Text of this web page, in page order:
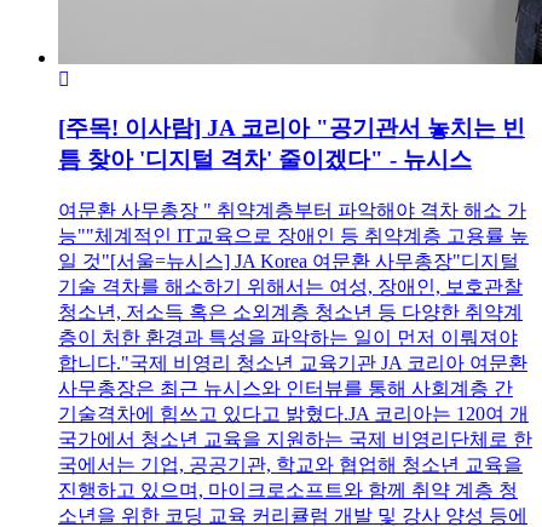
[주목! 이사람] JA 코리아 "공기관서 놓치는 빈
틈 찾아 '디지털 격차' 줄이겠다" - 뉴시스
여문환 사무총장 " 취약계층부터 파악해야 격차 해소 가
능""체계적인 IT교육으로 장애인 등 취약계층 고용률 높
일 것"[서울=뉴시스] JA Korea 여문환 사무총장"디지털
기술 격차를 해소하기 위해서는 여성, 장애인, 보호관찰
청소년, 저소득 혹은 소외계층 청소년 등 다양한 취약계
층이 처한 환경과 특성을 파악하는 일이 먼저 이뤄져야
합니다."국제 비영리 청소년 교육기관 JA 코리아 여문환
사무총장은 최근 뉴시스와 인터뷰를 통해 사회계층 간
기술격차에 힘쓰고 있다고 밝혔다.JA 코리아는 120여 개
국가에서 청소년 교육을 지원하는 국제 비영리단체로 한
국에서는 기업, 공공기관, 학교와 협업해 청소년 교육을
진행하고 있으며, 마이크로소프트와 함께 취약 계층 청
소년을 위한 코딩 교육 커리큘럼 개발 및 강사 양성 등에